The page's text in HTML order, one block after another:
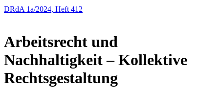
DRdA 1a/2024, Heft 412
Arbeitsrecht und
Nachhaltigkeit – Kollektive
Rechtsgestaltung